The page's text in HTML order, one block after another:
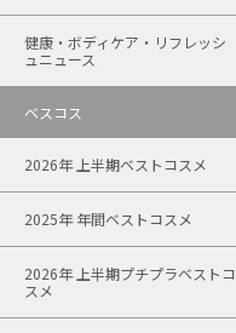
健康・ボディケア・リフレッシ
ュニュース
ベスコス
2026年 上半期ベストコスメ
2025年 年間ベストコスメ
2026年 上半期プチプラベストコ
スメ